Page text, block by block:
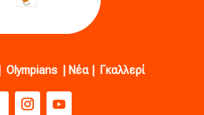
Olympians| Νέα| Γκαλλερί